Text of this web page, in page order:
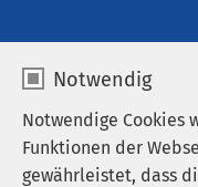
Notwendig
Notwendige Cookies
Funktionen der
gewährleistet, dass